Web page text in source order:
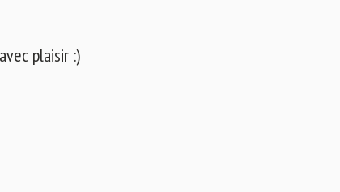
plaisir :)